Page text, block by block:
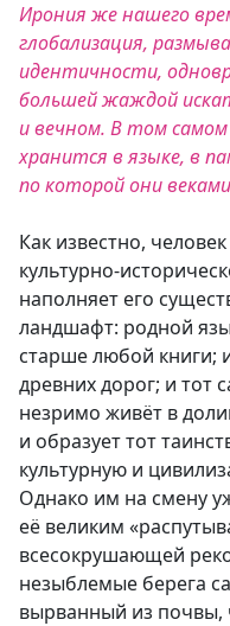
Ирония же нашего
глобализация,
идентичности,
большей жаждой
и вечном. В том
хранится в языке, в
по которой они
Как известно,
культурно-
наполняет его
ландшафт: родной
старше любой книги;
древних дорог; и тот
незримо живёт в
и образует тот
культурную и
Однако им на смену
её великим
всесокрушающей
незыблемые берега
вырванный из почвы,